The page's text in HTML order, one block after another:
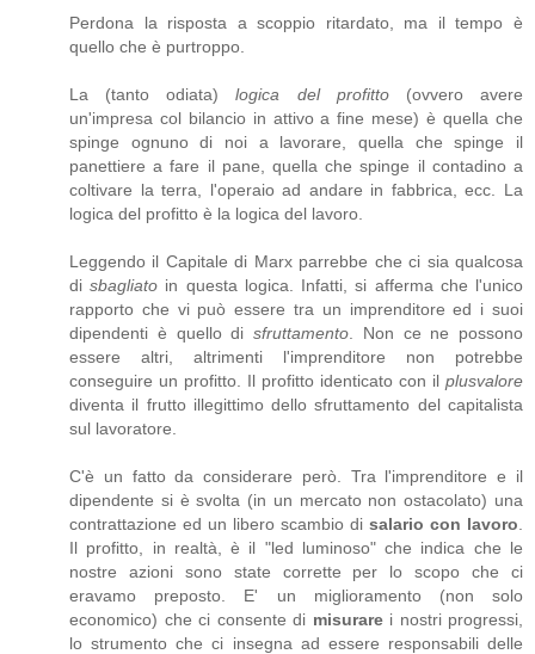
Perdona la risposta a scoppio ritardato, ma il tempo è
quello che è purtroppo.
La (tanto odiata)logica del profitto(ovvero avere
un'impresa col bilancio in attivo a fine mese) è quella che
spinge ognuno di noi a lavorare, quella che spinge il
panettiere a fare il pane, quella che spinge il contadino a
coltivare la terra, l'operaio ad andare in fabbrica, ecc. La
logica del profitto è la logica del lavoro.
Leggendo il Capitale di Marx parrebbe che ci sia qualcosa
disbagliato in questa logica. Infatti, si afferma che l'unico
rapporto che vi può essere tra un imprenditore ed i suoi
dipendenti è quello di sfruttamento . Non ce ne possono
essere altri, altrimenti l'imprenditore non potrebbe
conseguire un profitto. Il profitto identicato con il plusvalore
diventa il frutto illegittimo dello sfruttamento del capitalista
sul lavoratore.
C'è un fatto da considerare però. Tra l'imprenditore e il
dipendente si è svolta (in un mercato non ostacolato) una
contrattazione ed un libero scambio di salario con lavoro
Il profitto, in realtà, è il "led luminoso" che indica che le
nostre azioni sono state corrette per lo scopo che ci
eravamo preposto. E' un miglioramento (non solo
economico) che ci consente di misurarei nostri progressi,
lo strumento che ci insegna ad essere responsabili delle